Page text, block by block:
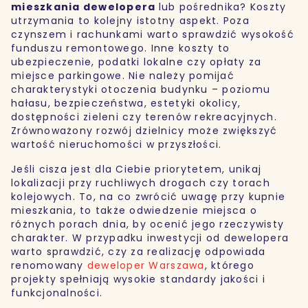
mieszkania dewelopera lub pośrednika? Koszty
utrzymania to kolejny istotny aspekt. Poza
czynszem i rachunkami warto sprawdzić wysokość
funduszu remontowego. Inne koszty to
ubezpieczenie, podatki lokalne czy opłaty za
miejsce parkingowe. Nie należy pomijać
charakterystyki otoczenia budynku – poziomu
hałasu, bezpieczeństwa, estetyki okolicy,
dostępności zieleni czy terenów rekreacyjnych.
Zrównoważony rozwój dzielnicy może zwiększyć
wartość nieruchomości w przyszłości.
Jeśli cisza jest dla Ciebie priorytetem, unikaj
lokalizacji przy ruchliwych drogach czy torach
kolejowych. To, na co zwrócić uwagę przy kupnie
mieszkania, to także odwiedzenie miejsca o
różnych porach dnia, by ocenić jego rzeczywisty
charakter. W przypadku inwestycji od dewelopera
warto sprawdzić, czy za realizację odpowiada
renomowany deweloper Warszawa, którego
projekty spełniają wysokie standardy jakości i
funkcjonalności.